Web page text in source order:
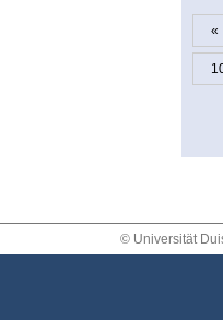
«
© Universität